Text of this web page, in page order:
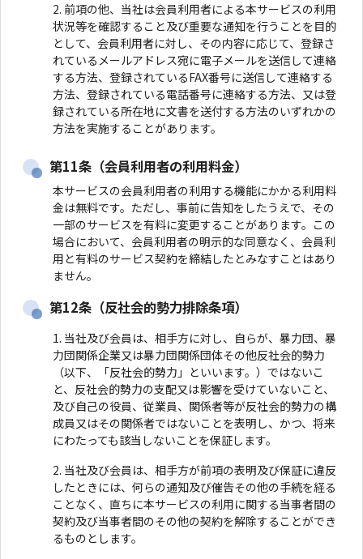
前項の他、当社は会員利用者による本サービスの利用
状況等を確認すること及び重要な通知を行うことを目的
として、会員利用者に対し、その内容に応じて、登録さ
れているメールアドレス宛に電子メールを送信して連絡
する方法、登録されているFAX番号に送信して連絡する
方法、登録されている電話番号に連絡する方法、又は登
録されている所在地に文書を送付する方法のいずれかの
方法を実施することがあります。
第11条（会員利用者の利用料金）
本サービスの会員利用者の利用する機能にかかる利用料
金は無料です。ただし、事前に告知をしたうえで、その
一部のサービスを有料に変更することがあります。この
場合において、会員利用者の明示的な同意なく、会員利
用と有料のサービス契約を締結したとみなすことはあり
ません。
第12条（反社会的勢力排除条項）
当社及び会員は、相手方に対し、自らが、暴力団、暴
力団関係企業又は暴力団関係団体その他反社会的勢力
（以下、「反社会的勢力」といいます。）ではないこ
と、反社会的勢力の支配又は影響を受けていないこと、
及び自己の役員、従業員、関係者等が反社会的勢力の構
成員又はその関係者ではないことを表明し、かつ、将来
にわたっても該当しないことを保証します。
当社及び会員は、相手方が前項の表明及び保証に違反
したときには、何らの通知及び催告その他の手続を経る
ことなく、直ちに本サービスの利用に関する当事者間の
契約及び当事者間のその他の契約を解除することができ
るものとします。